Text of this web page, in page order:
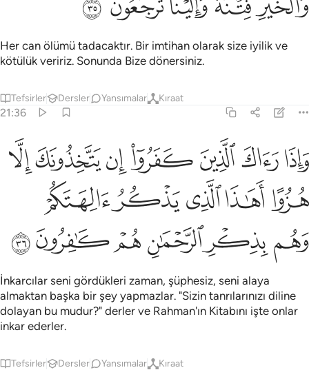
Her can ölümü tadacaktır. Bir imtihan olarak size iyilik ve
kötülük veririz. Sonunda Bize dönersiniz.
Tefsirler Dersler Yansımalar Kıraat
21:36
واذا راك الذين كفروا ان يتخذونك الا هزوا اهاذا الذي يذكر الهتكم وهم
وَإِذَا رَءَاكَ ٱلَّذِينَ كَفَرُوٓا۟ إِن يَتَّخِذُونَكَ إِلَّا هُزُوًا أَهَـٰذَا ٱلَّذِى يَذْكُرُ
ﱁﱂﱃﱄﱅﱆﱇ
ﱈﱉﱊﱋﱌ
ﱍﱎﱏﱐﱑﱒ
İnkarcılar seni gördükleri zaman, şüphesiz, seni alaya
almaktan başka bir şey yapmazlar. "Sizin tanrılarınızı diline
dolayan bu mudur?" derler ve Rahman'ın Kitabını işte onlar
inkar ederler.
Tefsirler Dersler Yansımalar Kıraat